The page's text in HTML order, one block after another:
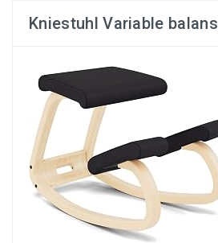
Kniestuhl Variable balans